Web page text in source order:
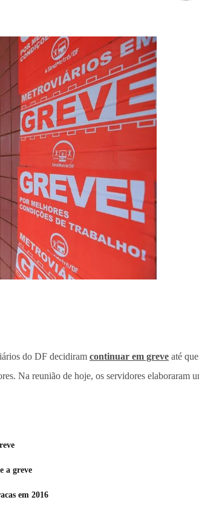
do DF decidiram continuar em greve até
Na reunião de hoje, os servidores elaboraram
a greve
em 2016